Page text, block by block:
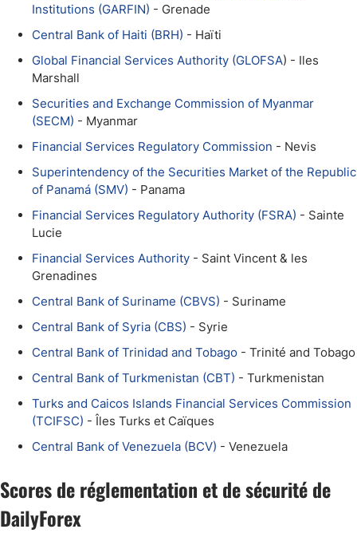
Institutions (GARFIN) - Grenade
Central Bank of Haiti (BRH) - Haïti
Global Financial Services Authority (GLOFSA) - Iles
Marshall
Securities and Exchange Commission of Myanmar
(SECM) - Myanmar
Financial Services Regulatory Commission - Nevis
Superintendency of the Securities Market of the Republic
of Panamá (SMV) - Panama
Financial Services Regulatory Authority (FSRA) - Sainte
Lucie
Financial Services Authority - Saint Vincent & les
Grenadines
Central Bank of Suriname (CBVS) - Suriname
Central Bank of Syria (CBS) - Syrie
Central Bank of Trinidad and Tobago - Trinité and Tobago
Central Bank of Turkmenistan (CBT) - Turkmenistan
Turks and Caicos Islands Financial Services Commission
(TCIFSC) - Îles Turks et Caïques
Central Bank of Venezuela (BCV) - Venezuela
Scores de réglementation et de sécurité de
DailyForex